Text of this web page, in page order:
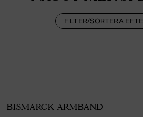
FILTER/SORTERA
BISMARCK ARMBAND